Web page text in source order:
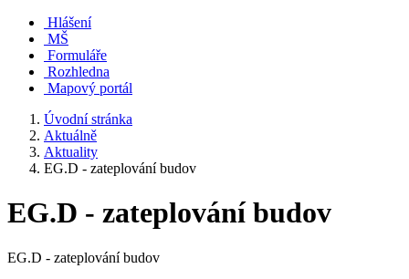
Hlášení
MŠ
Formuláře
Rozhledna
Mapový portál
Úvodní stránka
Aktuálně
Aktuality
EG.D - zateplování budov
EG.D - zateplování budov
EG.D - zateplování budov